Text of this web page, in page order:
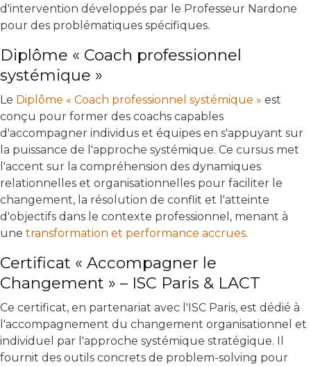
d'intervention développés par le Professeur Nardone
pour des problématiques spécifiques.
Diplôme « Coach professionnel
systémique »
Le Diplôme « Coach professionnel systémique » est
conçu pour former des coachs capables
d'accompagner individus et équipes en s'appuyant sur
la puissance de l'approche systémique. Ce cursus met
l'accent sur la compréhension des dynamiques
relationnelles et organisationnelles pour faciliter le
changement, la résolution de conflit et l'atteinte
d'objectifs dans le contexte professionnel, menant à
une transformation et performance accrues.
Certificat « Accompagner le
Changement » – ISC Paris & LACT
Ce certificat, en partenariat avec l'ISC Paris, est dédié à
l'accompagnement du changement organisationnel et
individuel par l'approche systémique stratégique. Il
fournit des outils concrets de problem-solving pour